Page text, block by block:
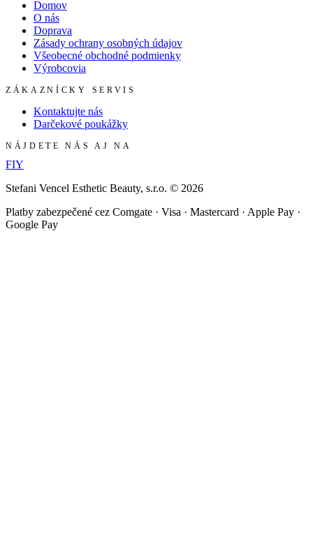
Domov
O nás
Doprava
Zásady ochrany osobných údajov
Všeobecné obchodné podmienky
Výrobcovia
ZÁKAZNÍCKY SERVIS
Kontaktujte nás
Darčekové poukážky
NÁJDETE NÁS AJ NA
FIY
Stefani Vencel Esthetic Beauty, s.r.o. © 2026
Platby zabezpečené cez Comgate · Visa · Mastercard · Apple Pay ·
Google Pay